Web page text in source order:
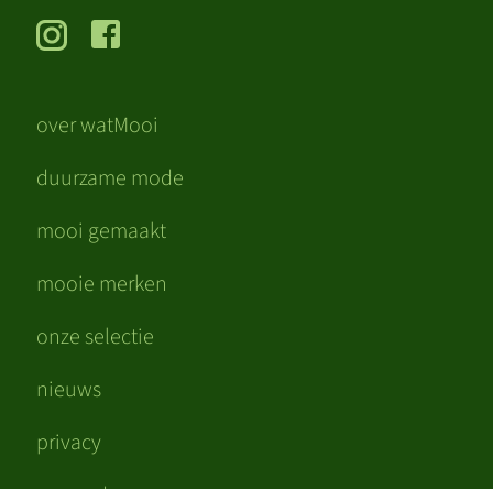
over watMooi
duurzame mode
mooi gemaakt
mooie merken
onze selectie
nieuws
privacy